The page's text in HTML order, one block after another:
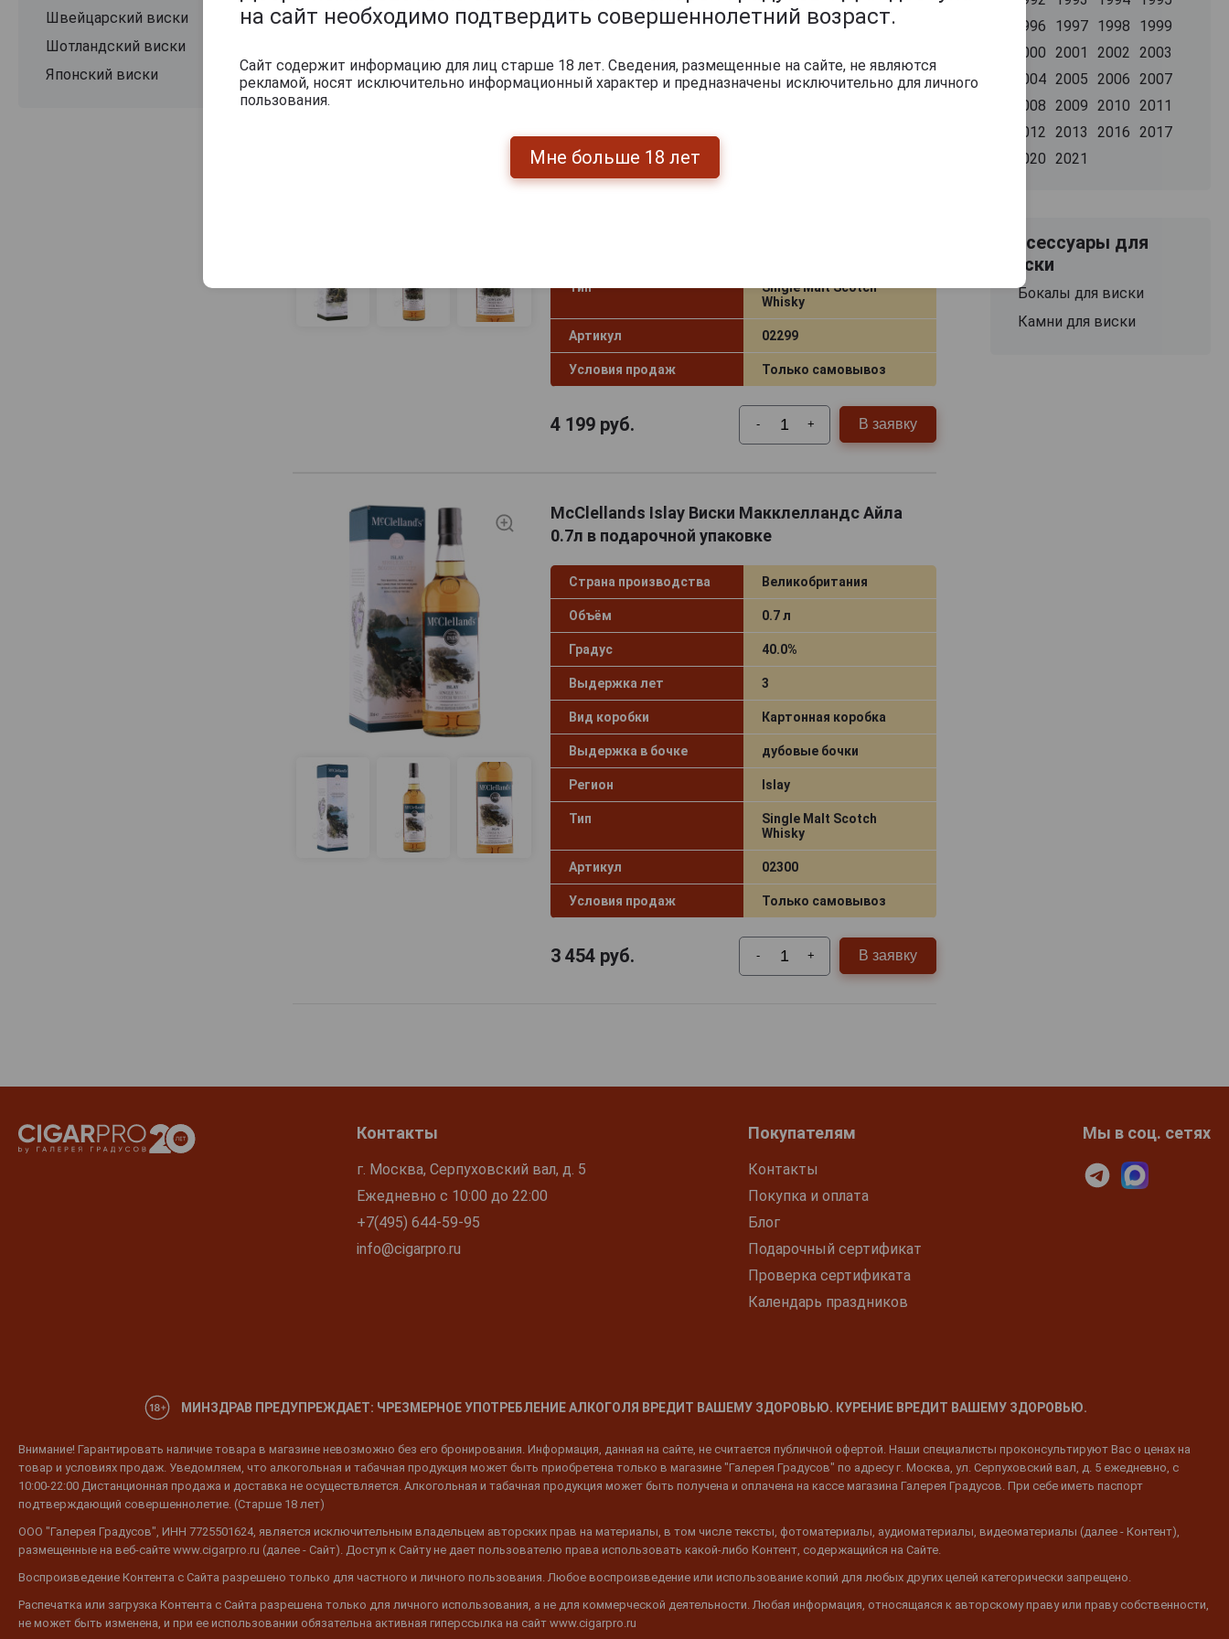
Chivas Regal
Cladach
Clan Denny
Gild
Glen Moray
Glen Parker
Glen Scanlan
Glen Scotia
Glen Spey
Glen Turner
Glenandrew
Швейцарский виски
Шотландский виски
Японский виски
Лоуленд 0.7л в подарочной упаковке
Объём 0.7 л
Выдержка лет
Вид коробки
Тип
Single Malt Scotch
Whisky
Артикул 02299
Условия продаж Только самовывоз
4 199руб. - + В заявку
McClellands Islay Виски Макклелландс Айла
0.7л в подарочной упаковке
Страна производства Великобритания
Объём 0.7 л
Градус 40.0%
Выдержка лет 3
Вид коробки Картонная коробка
Выдержка в бочке дубовые бочки
Регион Islay
Тип
Single Malt Scotch
Whisky
Артикул 02300
Условия продаж Только самовывоз
3 454руб. - + В заявку
1996
1997 1998
1999
2000
2001 2002
2003
2004 2005 2006
2007
2008
2009 2010
2011
2012
2013 2016
2017
2020
2021
Аксессуары для
виски
Бокалы для виски
Камни для виски
Контакты
г. Москва, Серпуховский вал, д. 5
Ежедневно с 10:00 до 22:00
+7(495) 644-59-95
info@cigarpro.ru
Покупателям
Контакты
Покупка и оплата
Блог
Подарочный сертификат
Проверка сертификата
Календарь праздников
Мы в соц. сетях
МИНЗДРАВ ПРЕДУПРЕЖДАЕТ: ЧРЕЗМЕРНОЕ УПОТРЕБЛЕНИЕ АЛКОГОЛЯ ВРЕДИТ ВАШЕМУ ЗДОРОВЬЮ. КУРЕНИЕ ВРЕДИТ ВАШЕМУ ЗДОРОВЬЮ.
Внимание! Гарантировать наличие товара в магазине невозможно без его бронирования. Информация, данная на сайте, не считается публичной офертой. Наши специалисты проконсультируют Вас о ценах на
товар и условиях продаж. Уведомляем, что алкогольная и табачная продукция может быть приобретена только в магазине "Галерея Градусов" по адресу г. Москва, ул. Серпуховский вал, д. 5 ежедневно, с
10:00-22:00 Дистанционная продажа и доставка не осуществляется. Алкогольная и табачная продукция может быть получена и оплачена на кассе магазина Галерея Градусов. При себе иметь паспорт
подтверждающий совершеннолетие. (Старше 18 лет)
ООО "Галерея Градусов", ИНН 7725501624, является исключительным владельцем авторских прав на материалы, в том числе тексты, фотоматериалы, аудиоматериалы, видеоматериалы (далее - Контент),
размещенные на веб-сайте www.cigarpro.ru (далее - Сайт). Доступ к Сайту не дает пользователю права использовать какой-либо Контент, содержащийся на Сайте.
Воспроизведение Контента с Сайта разрешено только для частного и личного пользования. Любое воспроизведение или использование копий для любых других целей категорически запрещено.
Распечатка или загрузка Контента с Сайта разрешена только для личного использования, а не для коммерческой деятельности. Любая информация, относящаяся к авторскому праву или праву собственности,
не может быть изменена, и при ее использовании обязательна активная гиперссылка на сайт www.cigarpro.ru
на сайт необходимо подтвердить совершеннолетний возраст.
Сайт содержит информацию для лиц старше 18 лет. Сведения, размещенные на сайте, не являются
рекламой, носят исключительно информационный характер и предназначены исключительно для личного
пользования.
Мне больше 18 лет